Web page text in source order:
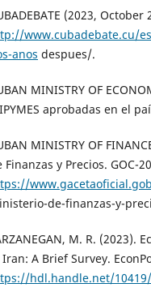
(2023,
www.cubadebate.cu/
anos despues/.
MINISTRY OF
aprobadas en el
MINISTRY OF
Finanzas y Precios. GOC-
de-finanzas-y-
M. R.
A Brief Survey.
hdl.handle.net/